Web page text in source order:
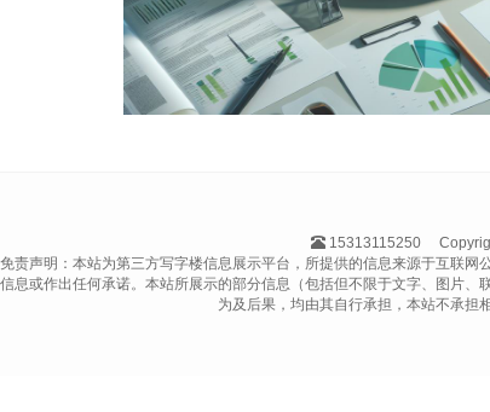
15313115250
免责声明：本站为第三方写字楼信息展示平台，所提供的信息来源于互联
信息或作出任何承诺。本站所展示的部分信息（包括但不限于文字、图片
为及后果，均由其自行承担，本站不承担